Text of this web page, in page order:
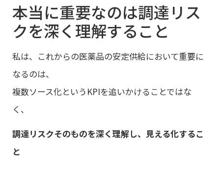
本当に重要なのは調達リス
クを深く理解すること
私は、これからの医薬品の安定供給において重要に
なるのは、
複数ソース化というKPIを追いかけることではな
く、
調達リスクそのものを深く理解し、見える化するこ
と